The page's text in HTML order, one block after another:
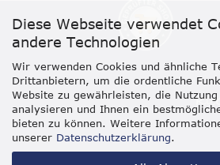
Diese Webseite verwendet
andere Technologien
Wir verwenden Cookies und ähnliche
Drittanbietern, um die ordentliche
Website zu gewährleisten, die
analysieren und Ihnen ein
bieten zu können. Weitere
unserer Datenschutzerklärung.